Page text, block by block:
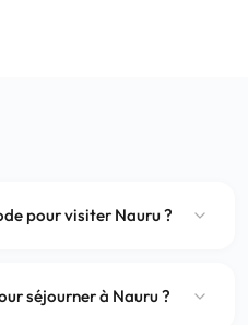
pour visiter Nauru ?
séjourner à Nauru ?